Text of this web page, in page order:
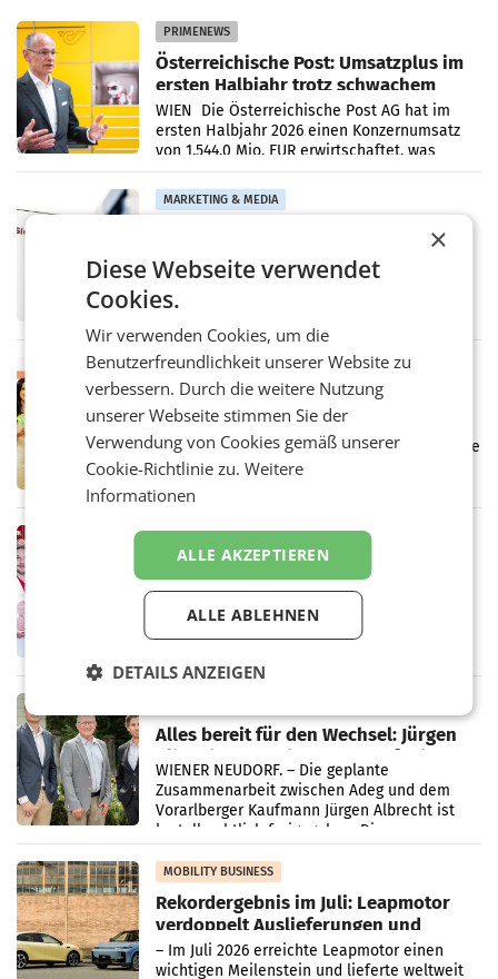
PRIMENEWS
Österreichische Post: Umsatzplus im
ersten Halbjahr trotz schwachem
Briefgeschäft
WIEN Die Österreichische Post AG hat im
ersten Halbjahr 2026 einen Konzernumsatz
von 1.544,0 Mio. EUR erwirtschaftet, was
einem Plus von 3,8 Prozent gegenüber dem
Vergleichszeitraum
MARKETING & MEDIA
UNTERFÖHRING/MAILAND/AMSTERDAM. Der
Frühjahr dank Kostensenkungen operativ
wieder Gewinn gemacht und die
Markterwartung deutlich übertroffen.
RETAIL
Eine Bühne für Zirkularität: ARA und
Müller informieren am POS über
Kreislauffähigkeit
Über den gesamten August hinweg rücken die
Altstoff Recycling Austria AG (ARA) und der
„Kreislauf-Helden“ in allen österreichischen
Müller-Filialen
RETAIL
Penny modernisiert zwei Filialen in
Ober- und Niederösterreich
WIENER NEUDORF. – Im Rahmen einer
laufenden Modernisierungsoffensive
erneuert Penny zwei Filialen in Nieder- und
Oberösterreich. Die beiden Standorte liegen
Alles bereit für den Wechsel: Jürgen
Albrecht setzt ab 1.1.2027 auf Adeg
WIENER NEUDORF. – Die geplante
Zusammenarbeit zwischen Adeg und dem
Vorarlberger Kaufmann Jürgen Albrecht ist
kartellrechtlich freigegeben: Die
Bundeswettbewerbsbehörde und der
Bundeskartellanwalt
MOBILITY BUSINESS
Rekordergebnis im Juli: Leapmotor
verdoppelt Auslieferungen und
überschreitet die 100.000er-Marke
– Im Juli 2026 erreichte Leapmotor einen
wichtigen Meilenstein und lieferte weltweit
×
Diese Webseite verwendet
Cookies.
Wir verwenden Cookies, um die
Benutzerfreundlichkeit unserer Website zu
verbessern. Durch die weitere Nutzung
unserer Webseite stimmen Sie der
Verwendung von Cookies gemäß unserer
Cookie-Richtlinie zu.Weitere
Informationen
ALLE AKZEPTIEREN
ALLE ABLEHNEN
DETAILS ANZEIGEN